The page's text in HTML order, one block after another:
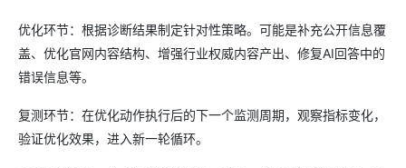
优化环节：根据诊断结果制定针对性策略。可能是补充公开信息覆
盖、优化官网内容结构、增强行业权威内容产出、修复AI回答中的
错误信息等。
复测环节：在优化动作执行后的下一个监测周期，观察指标变化，
验证优化效果，进入新一轮循环。